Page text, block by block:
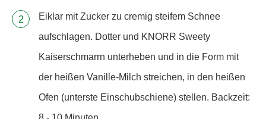
Eiklar mit Zucker zu cremig steifem Schnee
aufschlagen. Dotter und KNORR Sweety
Kaiserschmarrn unterheben und in die Form mit
der heißen Vanille-Milch streichen, in den heißen
Ofen (unterste Einschubschiene) stellen. Backzeit: